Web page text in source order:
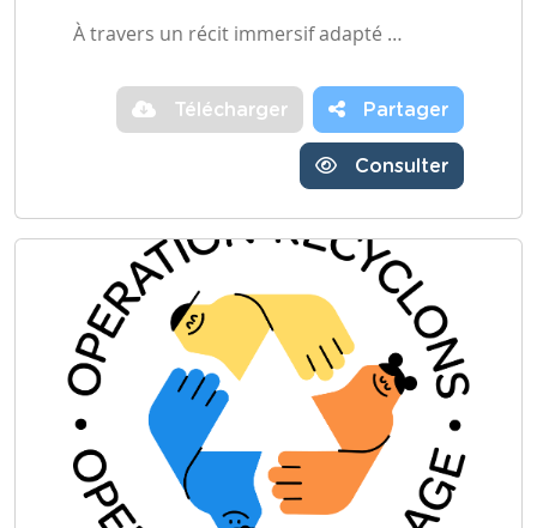
À travers un récit immersif adapté …
Télécharger Partager
Consulter